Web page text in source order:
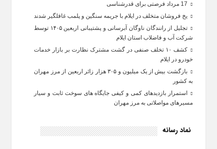
یخ‌ فروشان متخلف در ایلام با جریمه سنگین و پلمب غافلگیر شدند
تجلیل از رانندگان ناوگان آبرسانی و پشتیبانی اربعین ۱۴۰۵ توسط
شرکت آب و فاضلاب استان ایلام
کشف ۱۰ تخلف صنفی در گشت مشترک نظارت بر بازار خدمات
خودرو در ایلام
بازگشت بیش از یک میلیون و ۳۰۵ هزار زائر اربعین از مرز مهران
به کشور
استمرار بازدیدهای کمی و کیفی جایگاه‌ های سوخت ثابت و سیار
مسیرهای مواصلاتی به مرز مهران
نماد رسانه